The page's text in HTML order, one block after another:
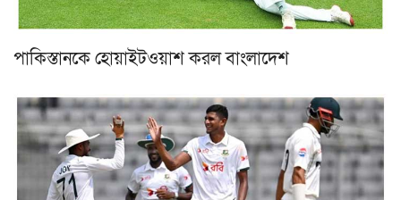
পাকিস্তানকে হোয়াইটওয়াশ করল বাংলাদেশ